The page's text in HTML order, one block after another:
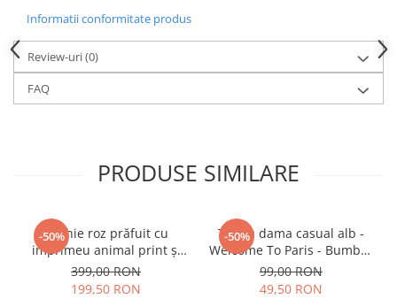
Informatii conformitate produs
Review-uri(0)
FAQ
PRODUSE SIMILARE
-50%
Rochie roz prăfuit cu
imprimeu animal print și
curea
399,00 RON
199,50 RON
-50%
Tricou dama casual alb -
Welcome To Paris - Bumbac
Organic
99,00 RON
49,50 RON